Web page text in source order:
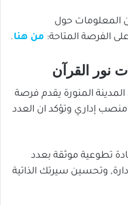
المعلومات حول
الفرصة المتاحة: من هنا.
نور القرآن
المدينة المنورة يقدم فرصة
إداري وتؤكد ان العدد
تطوعية موثقة بعدد
وتحسين سيرتك الذاتية